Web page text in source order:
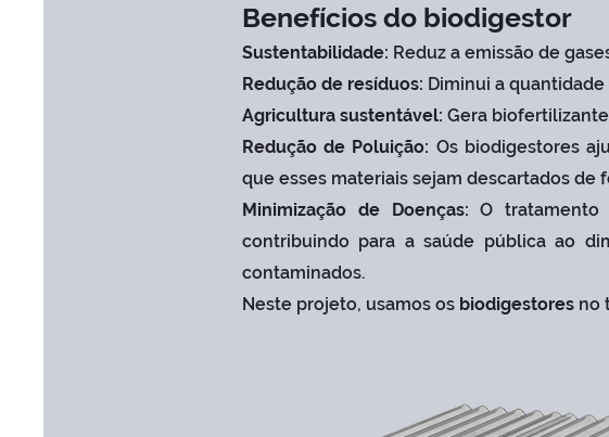
​Benefícios do biodigestor
Sustentabilidade: Reduz a emissão de
Redução de resíduos: Diminui a
Agricultura sustentável: Gera
Redução de Poluição: Os biodigestores
que esses materiais sejam descartados de
Minimização de Doenças: O tratamento
contribuindo para a saúde pública ao
contaminados.
Neste projeto, usamos os biodigestores no